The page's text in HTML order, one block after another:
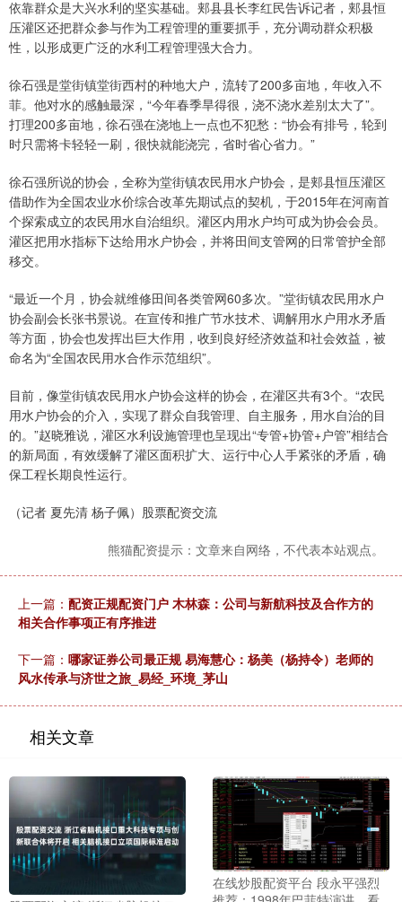
依靠群众是大兴水利的坚实基础。郏县县长李红民告诉记者，郏县恒
压灌区还把群众参与作为工程管理的重要抓手，充分调动群众积极
性，以形成更广泛的水利工程管理强大合力。
徐石强是堂街镇堂街西村的种地大户，流转了200多亩地，年收入不
菲。他对水的感触最深，“今年春季旱得很，浇不浇水差别太大了”。
打理200多亩地，徐石强在浇地上一点也不犯愁：“协会有排号，轮到
时只需将卡轻轻一刷，很快就能浇完，省时省心省力。”
徐石强所说的协会，全称为堂街镇农民用水户协会，是郏县恒压灌区
借助作为全国农业水价综合改革先期试点的契机，于2015年在河南首
个探索成立的农民用水自治组织。灌区内用水户均可成为协会会员。
灌区把用水指标下达给用水户协会，并将田间支管网的日常管护全部
移交。
“最近一个月，协会就维修田间各类管网60多次。”堂街镇农民用水户
协会副会长张书景说。在宣传和推广节水技术、调解用水户用水矛盾
等方面，协会也发挥出巨大作用，收到良好经济效益和社会效益，被
命名为“全国农民用水合作示范组织”。
目前，像堂街镇农民用水户协会这样的协会，在灌区共有3个。“农民
用水户协会的介入，实现了群众自我管理、自主服务，用水自治的目
的。”赵晓雅说，灌区水利设施管理也呈现出“专管+协管+户管”相结合
的新局面，有效缓解了灌区面积扩大、运行中心人手紧张的矛盾，确
保工程长期良性运行。
（记者 夏先清 杨子佩）股票配资交流
熊猫配资提示：文章来自网络，不代表本站观点。
上一篇： 配资正规配资门户 木林森：公司与新航科技及合作方的
相关合作事项正有序推进
下一篇： 哪家证券公司最正规 易海慧心：杨美（杨持令）老师的
风水传承与济世之旅_易经_环境_茅山
相关文章
在线炒股配资平台 段永平强烈